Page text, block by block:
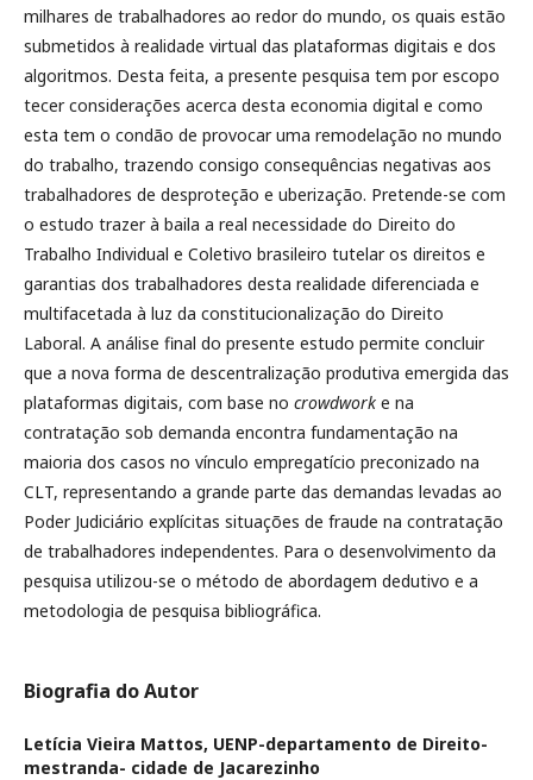
milhares de trabalhadores ao redor do mundo, os quais estão
submetidos à realidade virtual das plataformas digitais e dos
algoritmos. Desta feita, a presente pesquisa tem por escopo
tecer considerações acerca desta economia digital e como
esta tem o condão de provocar uma remodelação no mundo
do trabalho, trazendo consigo consequências negativas aos
trabalhadores de desproteção e uberização. Pretende-se com
o estudo trazer à baila a real necessidade do Direito do
Trabalho Individual e Coletivo brasileiro tutelar os direitos e
garantias dos trabalhadores desta realidade diferenciada e
multifacetada à luz da constitucionalização do Direito
Laboral. A análise final do presente estudo permite concluir
que a nova forma de descentralização produtiva emergida das
plataformas digitais, com base no crowdwork e na
contratação sob demanda encontra fundamentação na
maioria dos casos no vínculo empregatício preconizado na
CLT, representando a grande parte das demandas levadas ao
Poder Judiciário explícitas situações de fraude na contratação
de trabalhadores independentes. Para o desenvolvimento da
pesquisa utilizou-se o método de abordagem dedutivo e a
metodologia de pesquisa bibliográfica.
Biografia do Autor
Letícia Vieira Mattos, UENP-departamento de Direito-
mestranda- cidade de Jacarezinho